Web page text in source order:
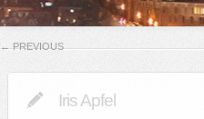
← PREVIOUS
Iris Apfel